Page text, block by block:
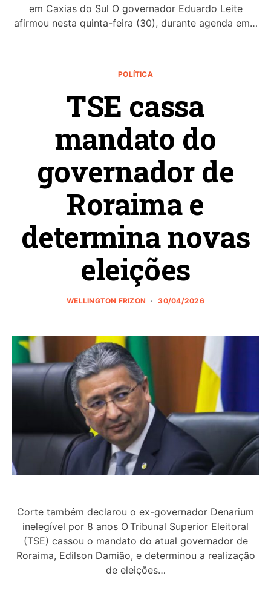
em Caxias do Sul O governador Eduardo Leite
afirmou nesta quinta-feira (30), durante agenda em…
POLÍTICA
TSE cassa
mandato do
governador de
Roraima e
determina novas
eleições
WELLINGTON FRIZON 30/04/2026
Corte também declarou o ex-governador Denarium
inelegível por 8 anos O Tribunal Superior Eleitoral
(TSE) cassou o mandato do atual governador de
Roraima, Edilson Damião, e determinou a realização
de eleições…